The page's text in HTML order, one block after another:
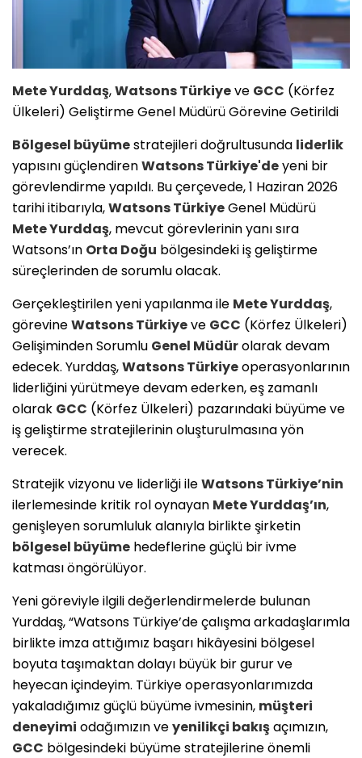
Mete Yurddaş,Watsons Türkiyeve GCC (Körfez
Ülkeleri) Geliştirme Genel Müdürü Görevine Getirildi
Bölgesel büyümestratejileri doğrultusunda liderlik
yapısını güçlendirenWatsons Türkiye'deyeni bir
görevlendirme yapıldı. Bu çerçevede, 1 Haziran 2026
tarihi itibarıyla,Watsons TürkiyeGenel Müdürü
Mete Yurddaş, mevcut görevlerinin yanı sıra
Watsons’ın Orta Doğu bölgesindeki iş geliştirme
süreçlerinden de sorumlu olacak.
Gerçekleştirilen yeni yapılanma ile Mete Yurddaş,
görevineWatsons Türkiyeve GCC (Körfez Ülkeleri)
Gelişiminden Sorumlu Genel Müdürolarak devam
edecek. Yurddaş,Watsons Türkiyeoperasyonlarının
liderliğini yürütmeye devam ederken, eş zamanlı
olarak GCC (Körfez Ülkeleri) pazarındaki büyüme ve
iş geliştirme stratejilerinin oluşturulmasına yön
verecek.
Stratejik vizyonu ve liderliği ileWatsons Türkiye’nin
ilerlemesinde kritik rol oynayan Mete Yurddaş’ın,
genişleyen sorumluluk alanıyla birlikte şirketin
bölgesel büyüme hedeflerine güçlü bir ivme
katması öngörülüyor.
Yeni göreviyle ilgili değerlendirmelerde bulunan
Yurddaş, “Watsons Türkiye’de çalışma arkadaşlarımla
birlikte imza attığımız başarı hikâyesini bölgesel
boyuta taşımaktan dolayı büyük bir gurur ve
heyecan içindeyim. Türkiye operasyonlarımızda
yakaladığımız güçlü büyüme ivmesinin, müşteri
deneyimi odağımızın veyenilikçi bakışaçımızın,
GCC bölgesindeki büyüme stratejilerine önemli